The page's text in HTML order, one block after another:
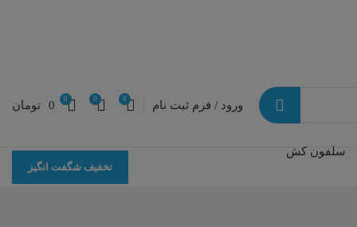
ورود / فرم ثبت نام 0
0
0
0 تومان
سلفون کش
تخفیف شگفت انگیز